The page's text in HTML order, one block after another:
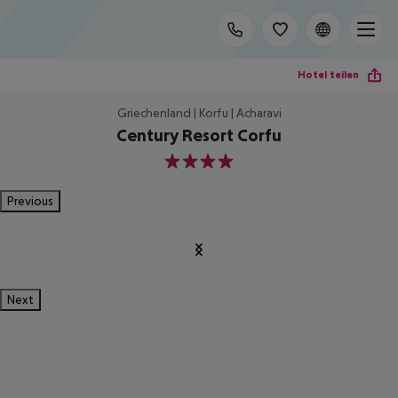
Hotel teilen
Griechenland | Korfu | Acharavi
Century Resort Corfu
4
Previous
Next